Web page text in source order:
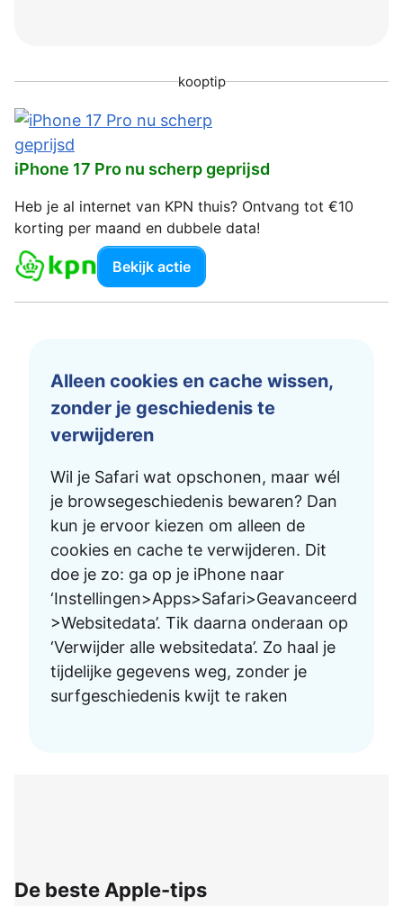
kooptip
iPhone 17 Pro nu scherp geprijsd
Heb je al internet van KPN thuis? Ontvang tot €10
korting per maand en dubbele data!
Bekijk actie
Alleen cookies en cache wissen,
zonder je geschiedenis te
verwijderen
Wil je Safari wat opschonen, maar wél
je browsegeschiedenis bewaren? Dan
kun je ervoor kiezen om alleen de
cookies en cache te verwijderen. Dit
doe je zo: ga op je iPhone naar
‘Instellingen>Apps>Safari>Geavanceerd
>Websitedata’. Tik daarna onderaan op
‘Verwijder alle websitedata’. Zo haal je
tijdelijke gegevens weg, zonder je
surfgeschiedenis kwijt te raken
De beste Apple-tips